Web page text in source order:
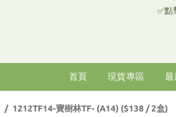
✅
首頁 現貨專區
1212TF14-寶樹林TF- (A14) ($138 / 2盒)